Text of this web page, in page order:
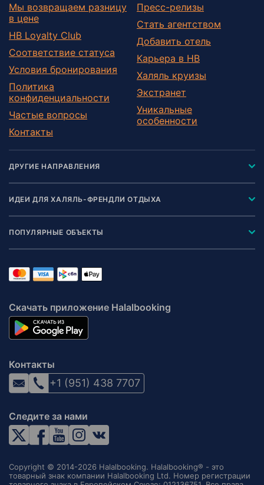
Мы возвращаем разницу
в цене
HB Loyalty Club
Соответствие статуса
Условия бронирования
Политика
конфиденциальности
Частые вопросы
Контакты
Пресс-релизы
Стать агентством
Добавить отель
Карьера в HB
Халяль круизы
Экстранет
Уникальные
особенности
ДРУГИЕ НАПРАВЛЕНИЯ
ИДЕИ ДЛЯ ХАЛЯЛЬ-ФРЕНДЛИ ОТДЫХА
ПОПУЛЯРНЫЕ ОБЪЕКТЫ
Скачать приложение Halalbooking
Контакты
+1 (951) 438 7707
Следите за нами
Copyright © 2014-2026 Halalbooking. Halalbooking® - это
товарный знак компании Halalbooking Ltd. Номер регистрации